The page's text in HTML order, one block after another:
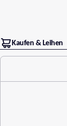
Kaufen & Leihen